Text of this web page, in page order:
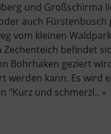
und Großschirma
auch Fürstenbusch
vom kleinen
Zechenteich befindet
Bohrhaken geziert
werden kann. Es wird
"Kurz und schmerzl.. »